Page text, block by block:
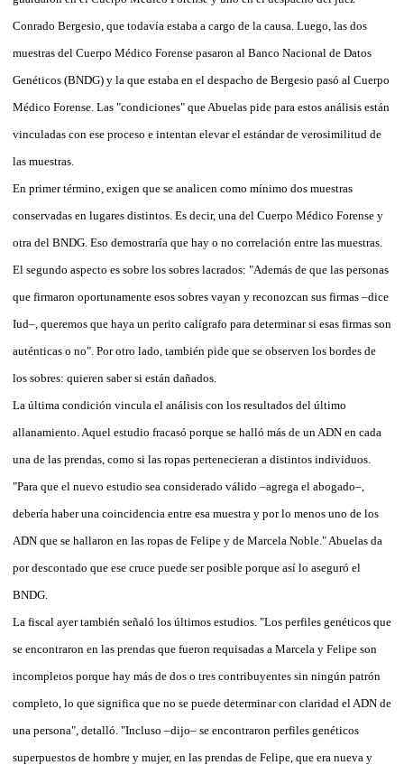
Conrado Bergesio, que todavía estaba a cargo de la causa. Luego, las dos
muestras del Cuerpo Médico Forense pasaron al Banco Nacional de Datos
Genéticos (BNDG) y la que estaba en el despacho de Bergesio pasó al Cuerpo
Médico Forense. Las "condiciones" que Abuelas pide para estos análisis están
vinculadas con ese proceso e intentan elevar el estándar de verosimilitud de
las muestras.
En primer término, exigen que se analicen como mínimo dos muestras
conservadas en lugares distintos. Es decir, una del Cuerpo Médico Forense y
otra del BNDG. Eso demostraría que hay o no correlación entre las muestras.
El segundo aspecto es sobre los sobres lacrados: "Además de que las personas
que firmaron oportunamente esos sobres vayan y reconozcan sus firmas –dice
Iud–, queremos que haya un perito calígrafo para determinar si esas firmas son
auténticas o no". Por otro lado, también pide que se observen los bordes de
los sobres: quieren saber si están dañados.
La última condición vincula el análisis con los resultados del último
allanamiento. Aquel estudio fracasó porque se halló más de un ADN en cada
una de las prendas, como si las ropas pertenecieran a distintos individuos.
"Para que el nuevo estudio sea considerado válido –agrega el abogado–,
debería haber una coincidencia entre esa muestra y por lo menos uno de los
ADN que se hallaron en las ropas de Felipe y de Marcela Noble." Abuelas da
por descontado que ese cruce puede ser posible porque así lo aseguró el
BNDG.
La fiscal ayer también señaló los últimos estudios. "Los perfiles genéticos que
se encontraron en las prendas que fueron requisadas a Marcela y Felipe son
incompletos porque hay más de dos o tres contribuyentes sin ningún patrón
completo, lo que significa que no se puede determinar con claridad el ADN de
una persona", detalló. "Incluso –dijo– se encontraron perfiles genéticos
superpuestos de hombre y mujer, en las prendas de Felipe, que era nueva y